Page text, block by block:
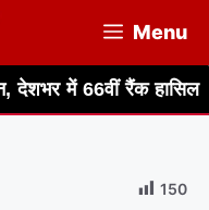
Menu
रैंक हासिल हीरो
150